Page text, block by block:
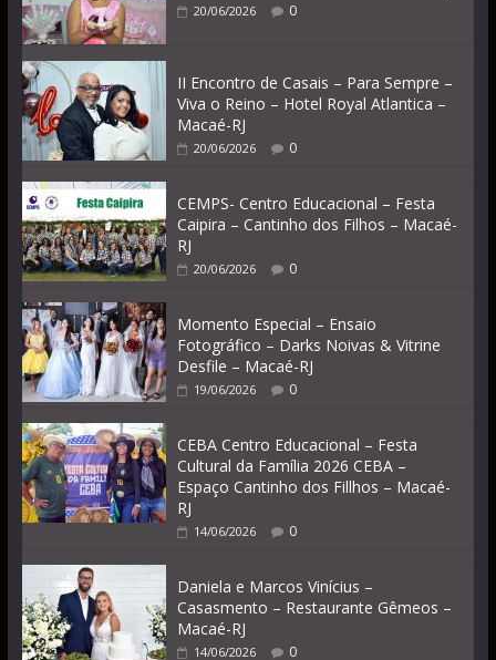
20/06/2026 0
II Encontro de Casais – Para Sempre –
Viva o Reino – Hotel Royal Atlantica –
Macaé-RJ
20/06/2026 0
CEMPS- Centro Educacional – Festa
Caipira – Cantinho dos Filhos – Macaé-
RJ
20/06/2026 0
Momento Especial – Ensaio
Fotográfico – Darks Noivas & Vitrine
Desfile – Macaé-RJ
19/06/2026 0
CEBA Centro Educacional – Festa
Cultural da Família 2026 CEBA –
Espaço Cantinho dos Fillhos – Macaé-
RJ
14/06/2026 0
Daniela e Marcos Vinícius –
Casasmento – Restaurante Gêmeos –
Macaé-RJ
14/06/2026 0